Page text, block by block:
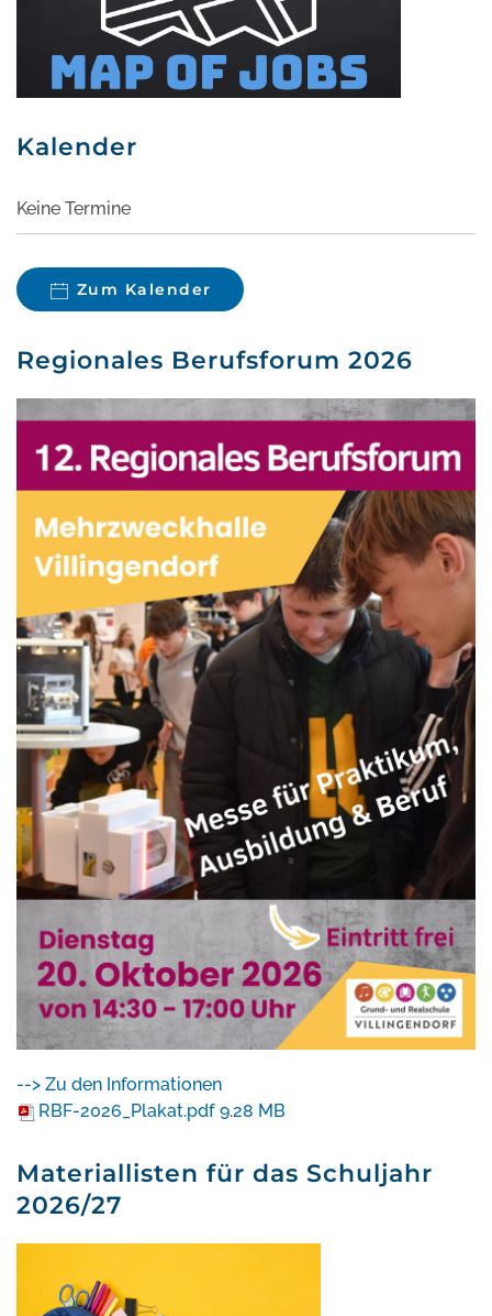
Kalender
Keine Termine
Zum Kalender
Regionales Berufsforum 2026
--> Zu den Informationen
RBF-2026_Plakat.pdf 9.28 MB
Materiallisten für das Schuljahr
2026/27